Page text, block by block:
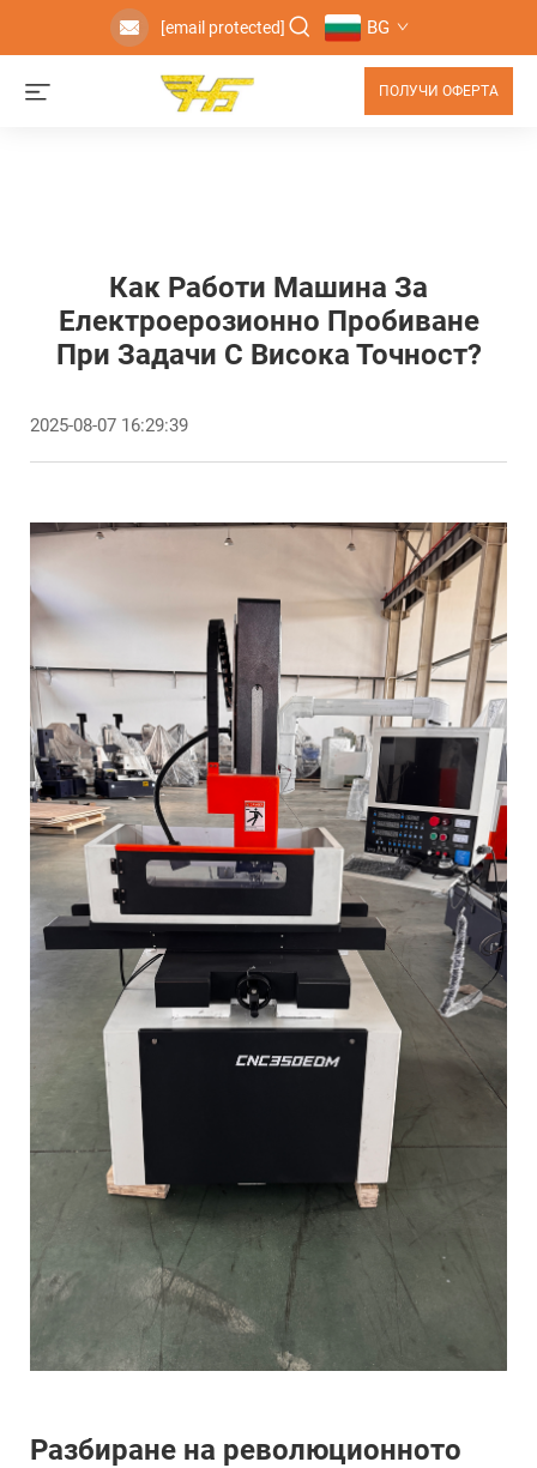
[email protected] BG
ПОЛУЧИ ОФЕРТА
Как Работи Машина За
Електроерозионно Пробиване
При Задачи С Висока Точност?
2025-08-07 16:29:39
Разбиране на революционното